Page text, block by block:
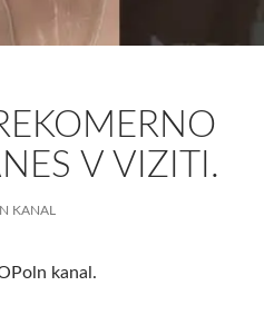
V VIZITI.
KANAL
kanal.